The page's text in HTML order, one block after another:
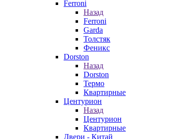
Ferroni
Назад
Ferroni
Garda
Толстяк
Феникс
Dorston
Назад
Dorston
Термо
Квартирные
Центурион
Назад
Центурион
Квартирные
Двери - Китай